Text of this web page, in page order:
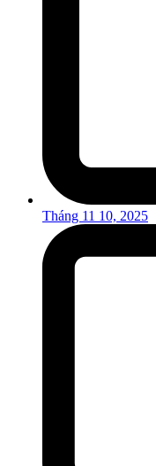
Tháng 11 10, 2025